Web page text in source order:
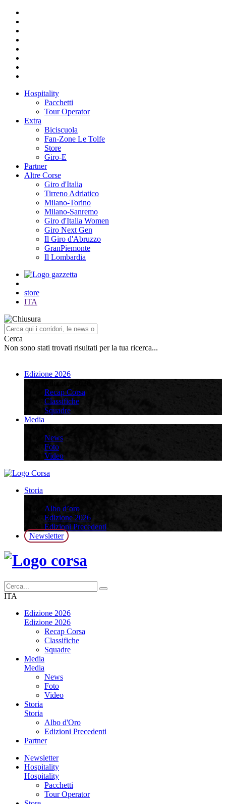
Hospitality
Pacchetti
Tour Operator
Extra
Biciscuola
Fan-Zone Le Tolfe
Store
Giro-E
Partner
Altre Corse
Giro d'Italia
Tirreno Adriatico
Milano-Torino
Milano-Sanremo
Giro d'Italia Women
Giro Next Gen
Il Giro d'Abruzzo
GranPiemonte
Il Lombardia
store
ITA
Cerca
Non sono stati trovati risultati per la tua ricerca...
Edizione 2026
Recap Corsa
Classifiche
Squadre
Media
News
Foto
Video
Storia
Albo d’oro
Edizione 2026
Edizioni Precedenti
Newsletter
ITA
Edizione 2026
Edizione 2026
Recap Corsa
Classifiche
Squadre
Media
Media
News
Foto
Video
Storia
Storia
Albo d'Oro
Edizioni Precedenti
Partner
Newsletter
Hospitality
Hospitality
Pacchetti
Tour Operator